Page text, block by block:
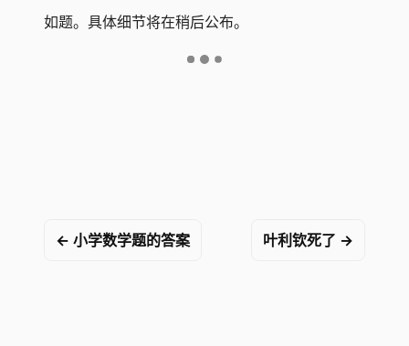
如题。具体细节将在稍后公布。
← 小学数学题的答案 叶利钦死了 →